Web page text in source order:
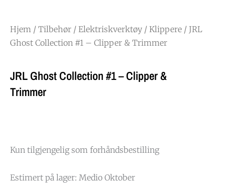
Hjem / Tilbehør / Elektriskverktøy / Klippere / JRL
Ghost Collection #1 – Clipper & Trimmer
JRL Ghost Collection #1 – Clipper &
Trimmer
Kun tilgjengelig som forhåndsbestilling
Estimert på lager: Medio Oktober